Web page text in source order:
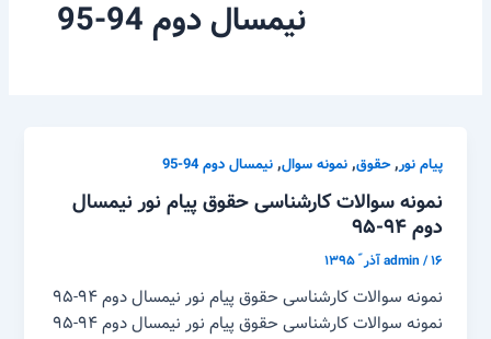
نیمسال دوم 94-95
پیام نور,حقوق,نمونه سوال,نیمسال دوم 94-95
نمونه سوالات کارشناسی حقوق پیام نور نیمسال
دوم ۹۴-۹۵
admin/۱۶ آذر ّ ۱۳۹۵
نمونه سوالات کارشناسی حقوق پیام نور نیمسال دوم ۹۴-۹۵
نمونه سوالات کارشناسی حقوق پیام نور نیمسال دوم ۹۴-۹۵